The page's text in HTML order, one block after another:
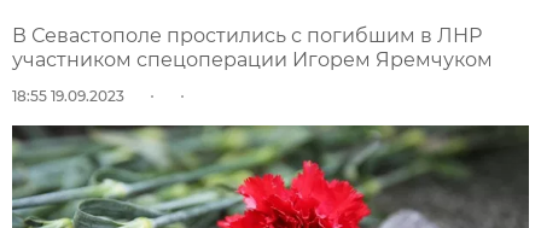
В Севастополе простились с погибшим в ЛНР
участником спецоперации Игорем Яремчуком
18:55 19.09.2023